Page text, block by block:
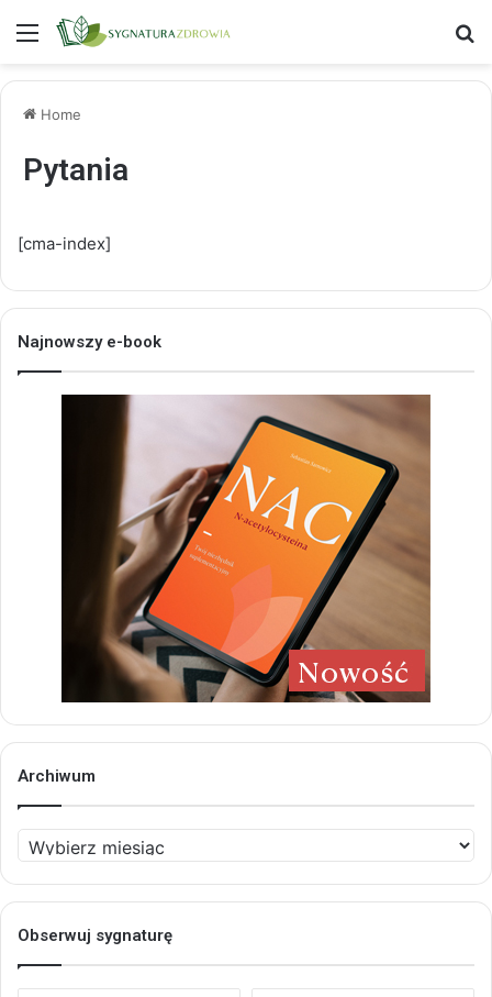
Menu
Home
Pytania
[cma-index]
Najnowszy e-book
Archiwum
Archiwum
Obserwuj sygnaturę